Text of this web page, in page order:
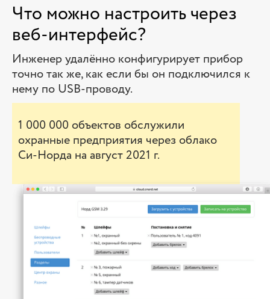
Что можно настроить через
веб-интерфейс?
Инженер удалённо конфигурирует прибор
точно так же, как если бы он подключился к
нему по USB-проводу.
1 000 000 объектов обслужили
охранные предприятия через облако
Си-Норда на август 2021 г.